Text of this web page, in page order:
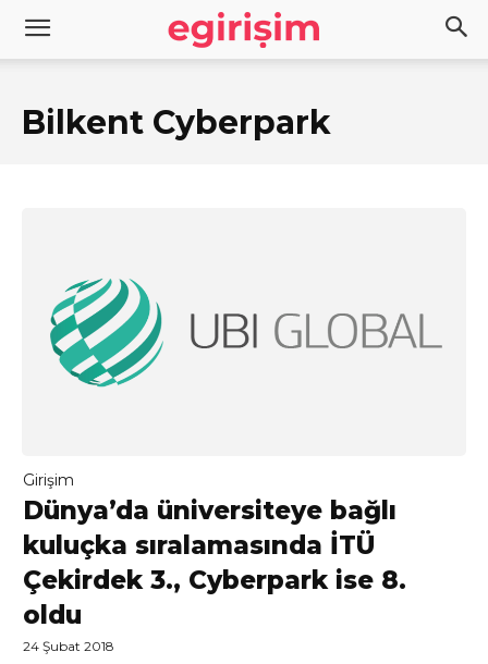
Bilkent Cyberpark
Girişim
Dünya’da üniversiteye bağlı
kuluçka sıralamasında İTÜ
Çekirdek 3., Cyberpark ise 8.
oldu
24 Şubat 2018